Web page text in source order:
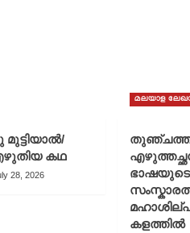
കഥ
28, 2026
മലയാള
തുഞ്ചത്ത്
കളത്തിൽ